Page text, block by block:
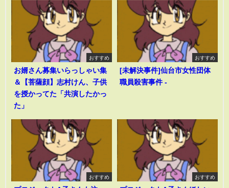
おすすめ
お婿さん募集いらっしゃい集
＆【菩薩顔】志村けん、子供
を授かってた「共演したかっ
た」
おすすめ
[未解決事件]仙台市女性団体
職員殺害事件 -
おすすめ おすすめ